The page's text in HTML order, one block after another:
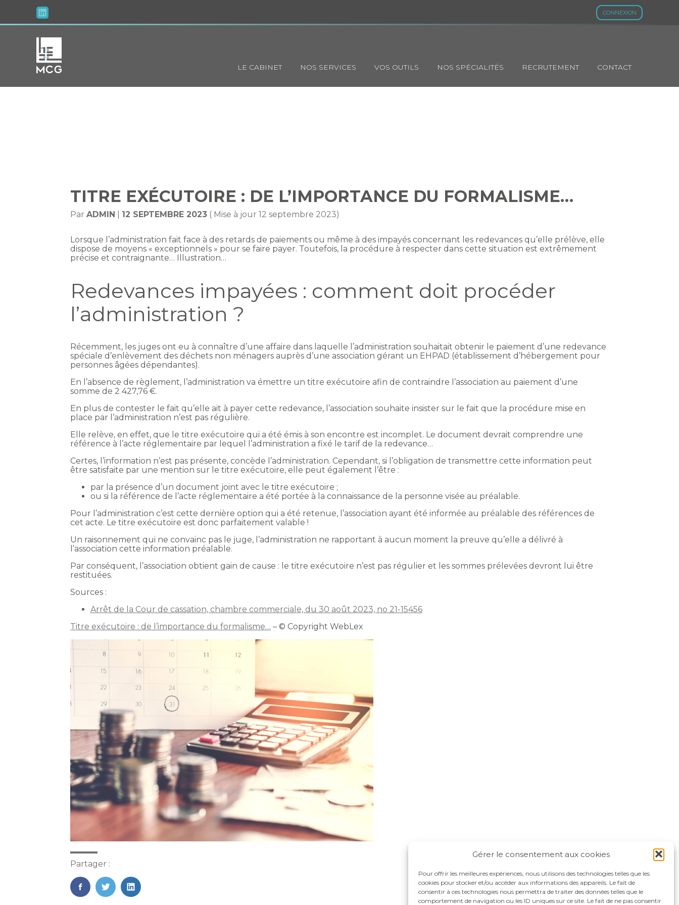
Gérer le consentement aux cookies
Pour offrir les meilleures expériences, nous utilisons des technologies telles que les
cookies pour stocker et/ou accéder aux informations des appareils. Le fait de
consentir à ces technologies nous permettra de traiter des données telles que le
comportement de navigation ou les ID uniques sur ce site. Le fait de ne pas consentir
CONNEXION
au
Principal
LE CABINET NOS SERVICES VOS OUTILS NOS SPÉCIALITÉS RECRUTEMENT CONTACT
TITRE EXÉCUTOIRE : DE L’IMPORTANCE DU FORMALISME…
ParADMIN 12 SEPTEMBRE 2023 ( Mise à jour 12 septembre 2023)
Lorsque l’administration fait face à des retards de paiements ou même à des impayés concernant les redevances qu’elle prélève, elle
dispose de moyens « exceptionnels » pour se faire payer. Toutefois, la procédure à respecter dans cette situation est extrêmement
précise et contraignante… Illustration…
Redevances impayées : comment doit procéder
l’administration ?
Récemment, les juges ont eu à connaître d’une affaire dans laquelle l’administration souhaitait obtenir le paiement d’une redevance
spéciale d’enlèvement des déchets non ménagers auprès d’une association gérant un EHPAD (établissement d’hébergement pour
personnes âgées dépendantes).
En l’absence de règlement, l’administration va émettre un titre exécutoire afin de contraindre l’association au paiement d’une
somme de 2 427,76 €.
En plus de contester le fait qu’elle ait à payer cette redevance, l’association souhaite insister sur le fait que la procédure mise en
place par l’administration n’est pas régulière.
Elle relève, en effet, que le titre exécutoire qui a été émis à son encontre est incomplet. Le document devrait comprendre une
référence à l’acte réglementaire par lequel l’administration a fixé le tarif de la redevance…
Certes, l’information n’est pas présente, concède l’administration. Cependant, si l’obligation de transmettre cette information peut
être satisfaite par une mention sur le titre exécutoire, elle peut également l’être :
par la présence d’un document joint avec le titre exécutoire ;
ou si la référence de l’acte réglementaire a été portée à la connaissance de la personne visée au préalable.
Pour l’administration c’est cette dernière option qui a été retenue, l’association ayant été informée au préalable des références de
cet acte. Le titre exécutoire est donc parfaitement valable !
Un raisonnement qui ne convainc pas le juge, l’administration ne rapportant à aucun moment la preuve qu’elle a délivré à
l’association cette information préalable.
Par conséquent, l’association obtient gain de cause : le titre exécutoire n’est pas régulier et les sommes prélevées devront lui être
restituées.
Sources :
Arrêt de la Cour de cassation, chambre commerciale, du 30 août 2023, no 21-15456
Titre exécutoire : de l’importance du formalisme… – © Copyright WebLex
Partager :
FaceBook
TwitterLinkedIn